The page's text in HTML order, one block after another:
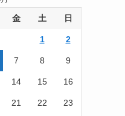
金 土 日
1 2
7 8 9
14 15 16
21 22 23